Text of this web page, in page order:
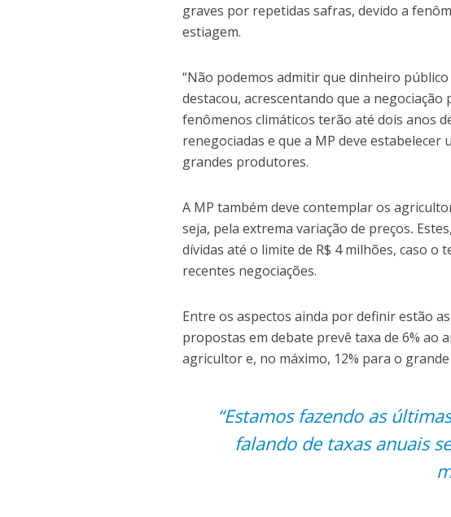
graves por repetidas safras, devido a
estiagem.
“Não podemos admitir que dinheiro
destacou, acrescentando que a
fenômenos climáticos terão até dois anos
renegociadas e que a MP deve estabelecer
grandes produtores.
A MP também deve contemplar os
seja, pela extrema variação de preços.
dívidas até o limite de R$ 4 milhões, caso
recentes negociações.
Entre os aspectos ainda por definir estão
propostas em debate prevê taxa de 6% ao
agricultor e, no máximo, 12% para o
“Estamos fazendo as
falando de taxas anuais